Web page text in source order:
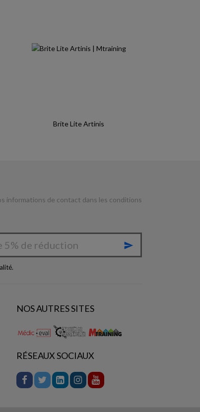
Brite Lite Artinis
informations de contact dans les conditions

.
NOS AUTRES SITES
RÉSEAUX SOCIAUX